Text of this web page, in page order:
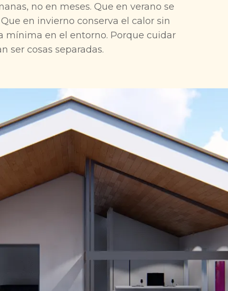
no en meses. Que en verano se
en invierno conserva el calor sin
mínima en el entorno. Porque cuidar
ser cosas separadas.